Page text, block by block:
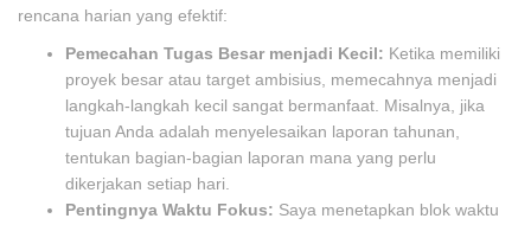
rencana harian yang efektif:
Pemecahan Tugas Besar menjadi Kecil: Ketika memiliki
proyek besar atau target ambisius, memecahnya menjadi
langkah-langkah kecil sangat bermanfaat. Misalnya, jika
tujuan Anda adalah menyelesaikan laporan tahunan,
tentukan bagian-bagian laporan mana yang perlu
dikerjakan setiap hari.
Pentingnya Waktu Fokus: Saya menetapkan blok waktu